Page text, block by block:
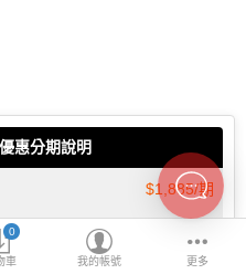
0
車 我的帳號 更多
惠分期說明
$1,885/期
$952/期